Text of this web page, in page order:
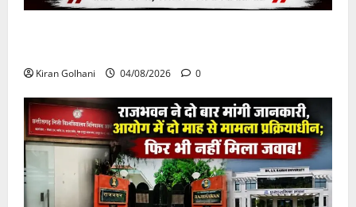
Kiran Golhani 04/08/2026 0